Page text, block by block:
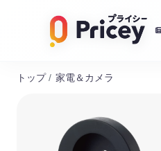
トップ / 家電＆カメラ